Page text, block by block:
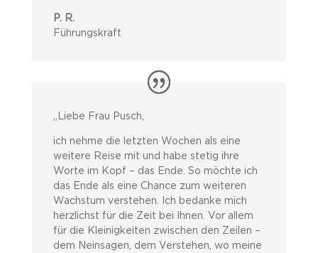
P. R.
Führungskraft
„Liebe Frau Pusch,
ich nehme die letzten Wochen als eine
weitere Reise mit und habe stetig ihre
Worte im Kopf – das Ende. So möchte ich
das Ende als eine Chance zum weiteren
Wachstum verstehen. Ich bedanke mich
herzlichst für die Zeit bei Ihnen. Vor allem
für die Kleinigkeiten zwischen den Zeilen –
dem Neinsagen, dem Verstehen, wo meine